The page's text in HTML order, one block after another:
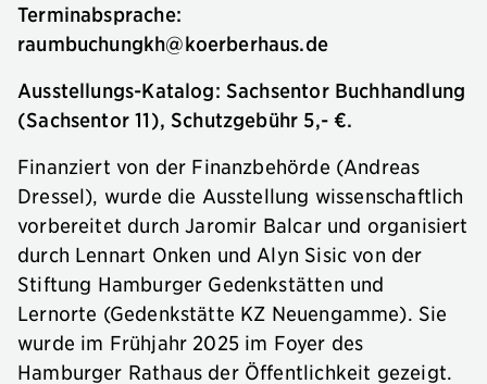
Terminabsprache:
raumbuchungkh@koerberhaus.de
Ausstellungs-Katalog: Sachsentor Buchhandlung
(Sachsentor 11), Schutzgebühr 5,- €.
Finanziert von der Finanzbehörde (Andreas
Dressel), wurde die Ausstellung wissenschaftlich
vorbereitet durch Jaromir Balcar und organisiert
durch Lennart Onken und Alyn Sisic von der
Stiftung Hamburger Gedenkstätten und
Lernorte (Gedenkstätte KZ Neuengamme). Sie
wurde im Frühjahr 2025 im Foyer des
Hamburger Rathaus der Öffentlichkeit gezeigt.